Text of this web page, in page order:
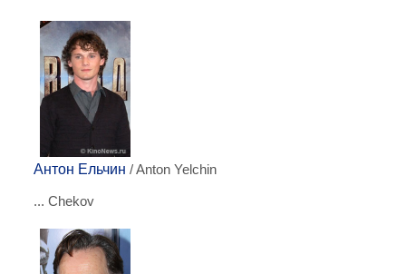
Антон Ельчин / Anton Yelchin
... Chekov